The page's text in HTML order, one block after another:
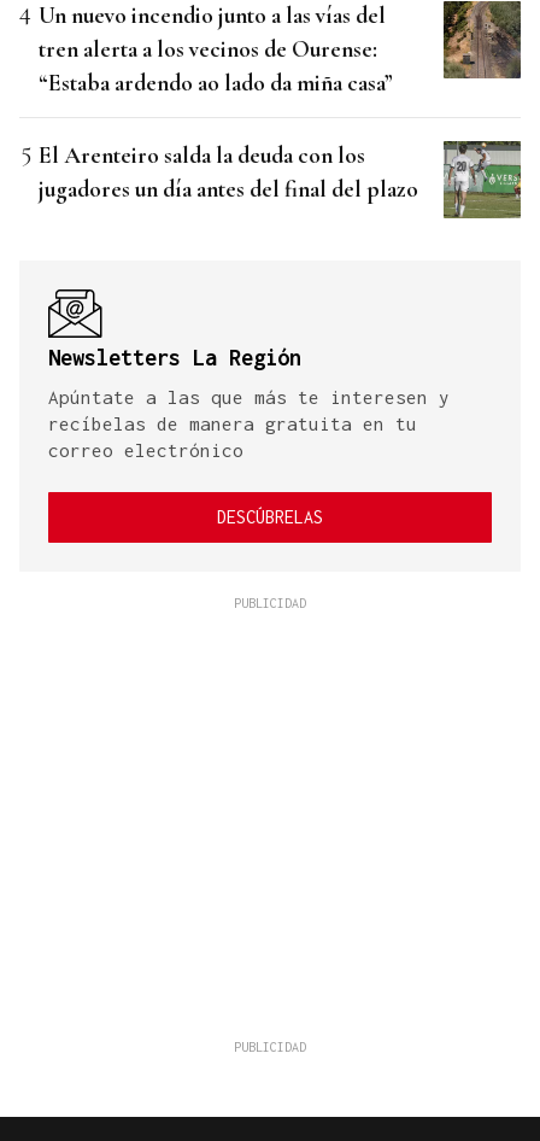
Un nuevo incendio junto a las vías del
tren alerta a los vecinos de Ourense:
“Estaba ardendo ao lado da miña casa”
El Arenteiro salda la deuda con los
jugadores un día antes del final del plazo
Newsletters La Región
Apúntate a las que más te interesen y
recíbelas de manera gratuita en tu
correo electrónico
DESCÚBRELAS